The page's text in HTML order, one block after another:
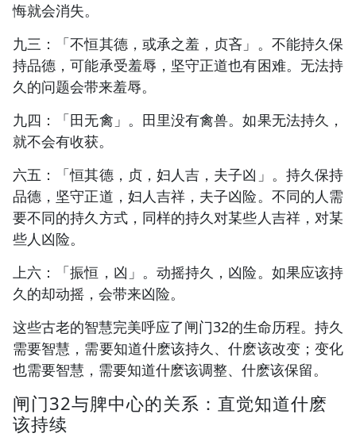
悔就会消失。
九三：「不恒其德，或承之羞，贞吝」。不能持久保
持品德，可能承受羞辱，坚守正道也有困难。无法持
久的问题会带来羞辱。
九四：「田无禽」。田里没有禽兽。如果无法持久，
就不会有收获。
六五：「恒其德，贞，妇人吉，夫子凶」。持久保持
品德，坚守正道，妇人吉祥，夫子凶险。不同的人需
要不同的持久方式，同样的持久对某些人吉祥，对某
些人凶险。
上六：「振恒，凶」。动摇持久，凶险。如果应该持
久的却动摇，会带来凶险。
这些古老的智慧完美呼应了闸门32的生命历程。持久
需要智慧，需要知道什麽该持久、什麽该改变；变化
也需要智慧，需要知道什麽该调整、什麽该保留。
闸门32与脾中心的关系：直觉知道什麽
该持续